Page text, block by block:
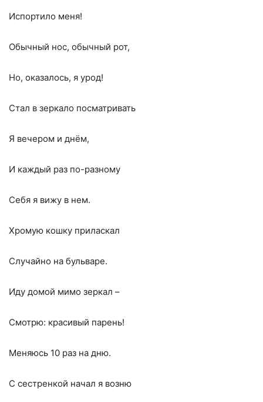
Испортило меня!
Обычный нос, обычный рот,
Но, оказалось, я урод!
Стал в зеркало посматривать
Я вечером и днём,
И каждый раз по-разному
Себя я вижу в нем.
Хромую кошку приласкал
Случайно на бульваре.
Иду домой мимо зеркал –
Смотрю: красивый парень!
Меняюсь 10 раз на дню.
С сестренкой начал я возню